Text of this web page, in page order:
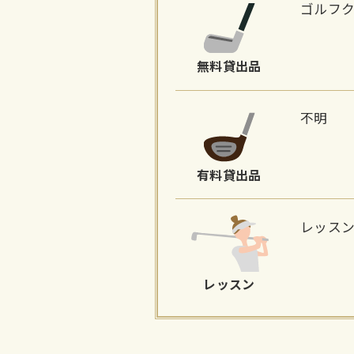
無料貸出品
ゴルフ
有料貸出品
不明
レッスン
レッス